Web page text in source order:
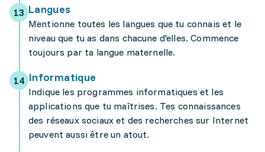
Langues
Mentionne toutes les langues que tu connais et le
niveau que tu as dans chacune d'elles. Commence
toujours par ta langue maternelle.
Informatique
Indique les programmes informatiques et les
applications que tu maîtrises. Tes connaissances
des réseaux sociaux et des recherches sur Internet
peuvent aussi être un atout.